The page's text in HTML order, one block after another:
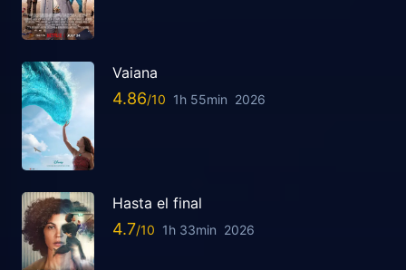
Vaiana
4.86 1h 55min 2026
Hasta el final
4.7 1h 33min 2026